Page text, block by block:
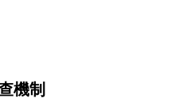
機制